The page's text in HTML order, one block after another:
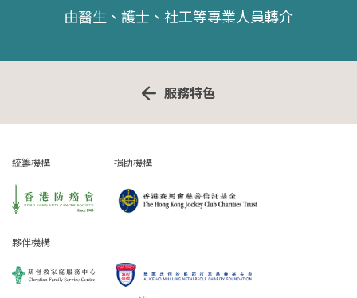
由醫生、護士、社工等專業人員轉介
服務特色
統籌機構 捐助機構
夥伴機構